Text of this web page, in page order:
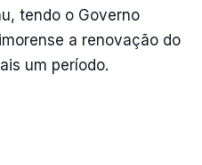
tendo o Governo
a renovação do
um período.